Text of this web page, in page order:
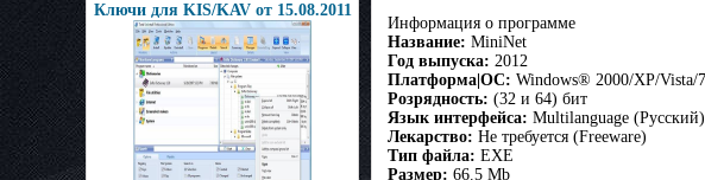
Ключи для KIS/KAV oт 15.08.2011
Информация о программе
Название: MiniNet
Год выпуска: 2012
Платформа|ОС: Windows® 2000/XP/Vista/7
Розрядность: (32 и 64) бит
Язык интерфейса: Multilanguage (Русский)
Лекарство: Не требуется (Freeware)
Тип файла: EXE
Размер: 66.5 Mb